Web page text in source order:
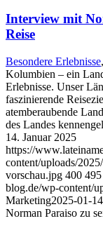
Interview mit
Reise
Besondere Erlebnisse,
Kolumbien – ein
Erlebnisse. Unser
faszinierende
atemberaubende
des Landes
14. Januar 2025
https://
content/uploads/
vorschau.jpg 400 495
blog.de/wp-content/
Marketing2025-01-
Norman Paraiso zu